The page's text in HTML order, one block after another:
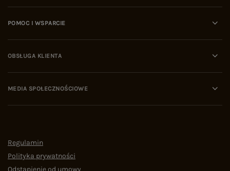
POMOC I WSPARCIE
OBSŁUGA KLIENTA
MEDIA SPOŁECZNOŚCIOWE
Regulamin
Polityka prywatności
Odstąpienie od umowy